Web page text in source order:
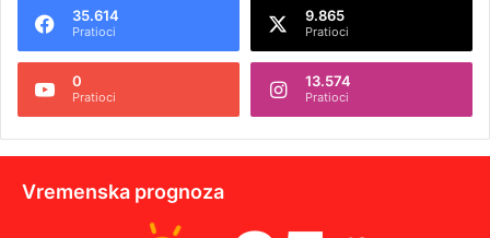
35.614
Pratioci
9.865
Pratioci
0
Pratioci
13.574
Pratioci
Vremenska prognoza